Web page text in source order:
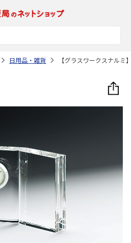
日用品・雑貨 【グラスワークスナル